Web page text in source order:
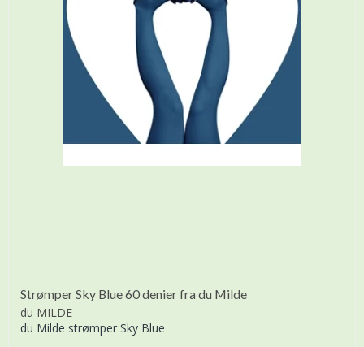
Strømper Sky Blue 60 denier fra du Milde
du MILDE
du Milde strømper Sky Blue